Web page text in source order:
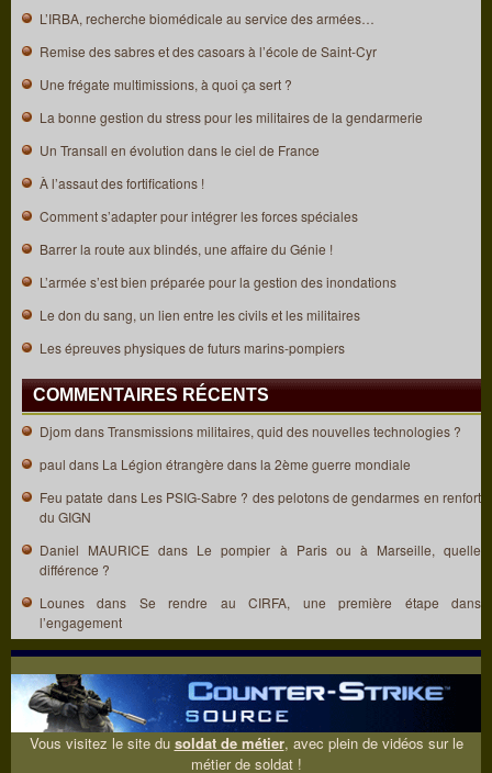
L’IRBA, recherche biomédicale au service des armées…
Remise des sabres et des casoars à l’école de Saint-Cyr
Une frégate multimissions, à quoi ça sert ?
La bonne gestion du stress pour les militaires de la gendarmerie
Un Transall en évolution dans le ciel de France
À l’assaut des fortifications !
Comment s’adapter pour intégrer les forces spéciales
Barrer la route aux blindés, une affaire du Génie !
L’armée s’est bien préparée pour la gestion des inondations
Le don du sang, un lien entre les civils et les militaires
Les épreuves physiques de futurs marins-pompiers
COMMENTAIRES RÉCENTS
Djom dansTransmissions militaires, quid des nouvelles technologies ?
paul dans La Légion étrangère dans la 2ème guerre mondiale
Feu patate dans Les PSIG-Sabre ? des pelotons de gendarmes en renfort
du GIGN
Daniel MAURICE dans Le pompier à Paris ou à Marseille, quelle
différence ?
Lounes dans Se rendre au CIRFA, une première étape dans
l’engagement
Vous visitez le site du soldat de métier, avec plein de vidéos sur le
métier de soldat !